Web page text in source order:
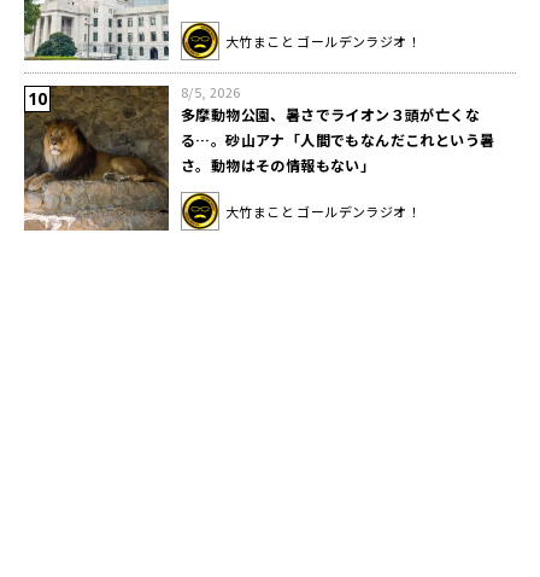
大竹まこと ゴールデンラジオ！
8/5, 2026
多摩動物公園、暑さでライオン３頭が亡くな
る…。砂山アナ「人間でもなんだこれという暑
さ。動物はその情報もない」
大竹まこと ゴールデンラジオ！